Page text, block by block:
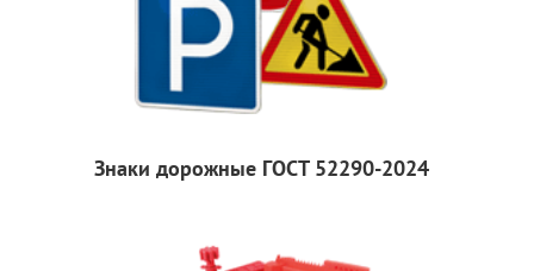
Знаки дорожные ГОСТ 52290-2024